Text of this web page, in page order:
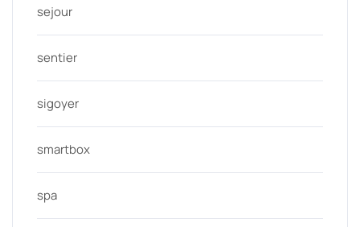
sejour
sentier
sigoyer
smartbox
spa